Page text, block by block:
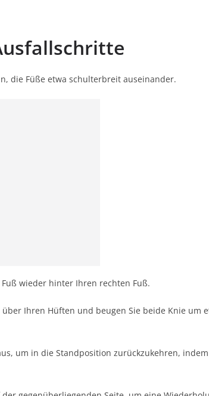
die Füße etwa schulterbreit auseinander.
wieder hinter Ihren rechten Fuß.
Ihren Hüften und beugen Sie beide Knie um
um in die Standposition zurückzukehren,